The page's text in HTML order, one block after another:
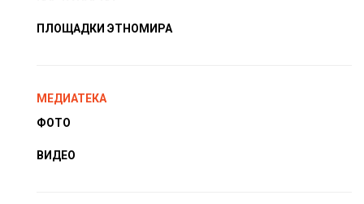
ПЛОЩАДКИ ЭТНОМИРА
МЕДИАТЕКА
ФОТО
ВИДЕО